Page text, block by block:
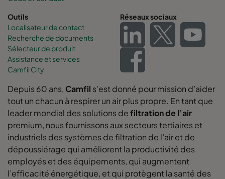
Outils
Localisateur de contact
Recherche de documents
Sélecteur de produit
Assistance et services
Camfil City
Réseaux sociaux
Depuis 60 ans, Camfil s’est donné pour mission d’aider
tout un chacun à respirer un air plus propre. En tant que
leader mondial des solutions defiltration de l’air
premium, nous fournissons aux secteurs tertiaires et
industriels des systèmes de filtration de l’air et de
dépoussiérage qui améliorent la productivité des
employés et des équipements, qui augmentent
l’efficacité énergétique, et qui protègent la santé des